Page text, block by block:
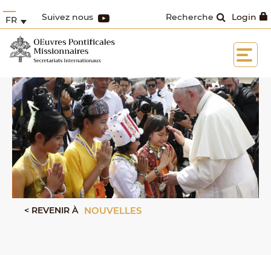
Login
Recherche
Suivez nous
FR
< REVENIR À NOUVELLES